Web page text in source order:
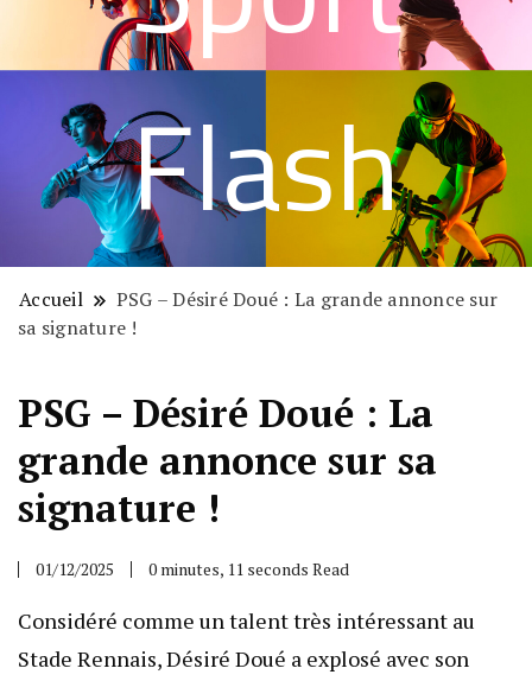
Flash
Accueil
PSG – Désiré Doué : La grande annonce sur
sa signature !
PSG – Désiré Doué : La
grande annonce sur sa
signature !
01/12/2025 0 minutes, 11 seconds Read
Considéré comme un talent très intéressant au
Stade Rennais, Désiré Doué a explosé avec son